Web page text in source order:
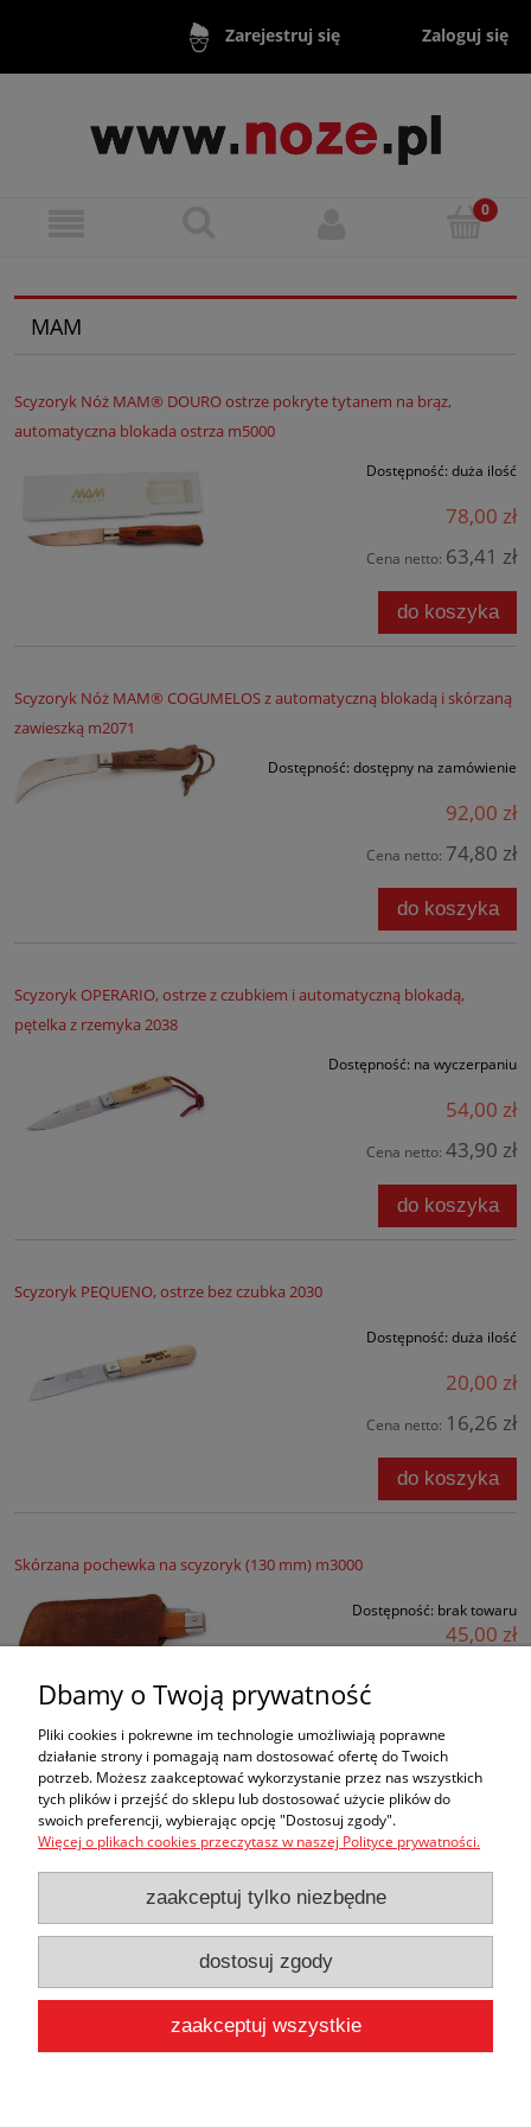
Zarejestruj się Zaloguj się
MAM
Scyzoryk Nóż MAM® DOURO ostrze pokryte tytanem na brąz,
automatyczna blokada ostrza m5000
Dostępność: duża ilość
78,00 zł
Cena netto: 63,41 zł
do koszyka
Scyzoryk Nóż MAM® COGUMELOS z automatyczną blokadą i skórzaną
zawieszką m2071
Dostępność: dostępny na zamówienie
92,00 zł
Cena netto: 74,80 zł
do koszyka
Scyzoryk OPERARIO, ostrze z czubkiem i automatyczną blokadą,
pętelka z rzemyka 2038
Dostępność: na wyczerpaniu
54,00 zł
Cena netto: 43,90 zł
do koszyka
Scyzoryk PEQUENO, ostrze bez czubka 2030
Dostępność: duża ilość
20,00 zł
Cena netto: 16,26 zł
do koszyka
Skórzana pochewka na scyzoryk (130 mm) m3000
Dostępność: brak towaru
45,00 zł
« 1 2 3 4 5
Zakupy
Pomoc
Moje konto
Informacje
Użytkowanie sklepu oznacza zgodę na wykorzystywanie plików cookies.
Szczegółowe informacje wPolityce prywatności.
Dbamy o Twoją prywatność
Pliki cookies i pokrewne im technologie umożliwiają poprawne
działanie strony i pomagają nam dostosować ofertę do Twoich
potrzeb. Możesz zaakceptować wykorzystanie przez nas wszystkich
tych plików i przejść do sklepu lub dostosować użycie plików do
swoich preferencji, wybierając opcję "Dostosuj zgody".
Więcej o plikach cookies przeczytasz w naszej Polityce prywatności.
zaakceptuj tylko niezbędne
dostosuj zgody
zaakceptuj wszystkie